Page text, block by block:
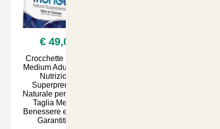
€ 49,00
Crocchette Monge
Medium Adult 12kg:
Nutrizione
Superpremium
Naturale per Cani di
Taglia Media -
Benessere e Salute
Garantiti | A